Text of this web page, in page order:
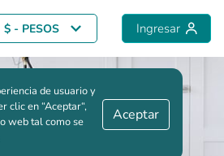
$ - PESOS Ingresar
de usuario y
clic en “Aceptar“,
web tal como se
Aceptar
Guardar comparación